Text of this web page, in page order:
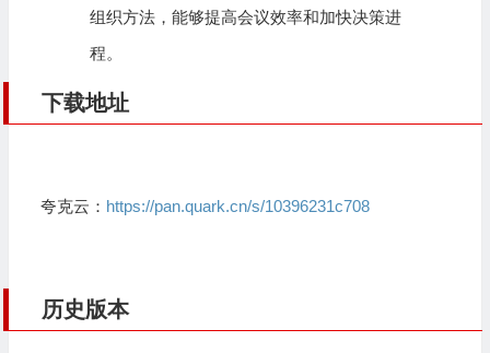
组织方法，能够提高会议效率和加快决策进
程。
下载地址
夸克云： https://pan.quark.cn/s/10396231c708
历史版本